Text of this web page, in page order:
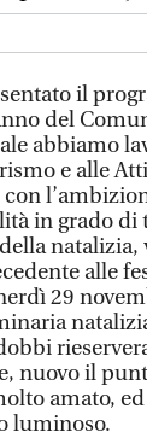
il
del
abbiamo
e alle
con
in grado di
natalizia,
alle
29
nuovo il
amato, ed
luminoso.